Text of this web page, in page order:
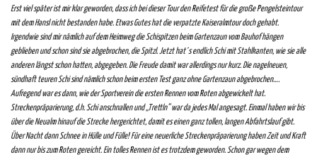
Erst viel später ist mir klar geworden, dass ich bei dieser Tour den Reifetest für die große Pengelsteintour
mit dem Hansl nicht bestanden habe.Etwas Gutes hat die verpatzte Kaiseralmtour doch gehabt.
Irgendwie sind mir nämlich auf dem Heimweg die Schispitzen beim Gartenzaun vom Bauhof hängen
geblieben und schon sind sie abgebrochen, die Spitzl. Jetzt hat´s endlich Schi mit Stahlkanten, wie sie alle
anderen längst schon hatten, abgegeben. Die Freude damit war allerdings nur kurz. Die nagelneuen,
sündhaft teuren Schi sind nämlich schon beim ersten Test ganz ohne Gartenzaun abgebrochen….
Aufregend war es dann, wie der Sportverein die ersten Rennen vom Roten abgewickelt hat.
Streckenpräparierung, d.h. Schi anschnallen und „Trettln“ warda jedes Mal angesagt. Einmal haben wir bis
über die Neualm hinauf die Strecke hergerichtet, damit es einen ganz tollen, langen Abfahrtslauf gibt.
Über Nacht dann Schnee in Hülle und Fülle! Für eine neuerliche Streckenpräparierung haben Zeit und Kraft
dann nur bis zum Roten gereicht. Ein tolles Rennen ist es trotzdem geworden. Schon gar wegen dem